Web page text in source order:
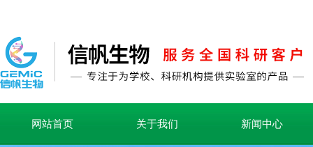
网站首页 关于我们 新闻中心